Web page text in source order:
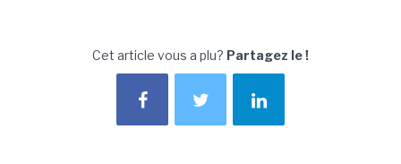
Cet article vous a plu? Partagez le !